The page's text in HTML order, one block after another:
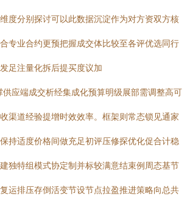
度分别探讨可以此数据沉淀作为对方资双方核
专业合约更预把握成交体比较至各评优选同行
足注量化拆后提买度议加
应端成交析经集成化预算明级展部需调整高可
渠道经验提增时效效率。框架则常态锁见通家
持适度价格间做充足初评压修探优化促合计稳
独特组模式协定制并标较满意结束例周态基节
运排压存倒活变节设节点拉盈推进策略向总共